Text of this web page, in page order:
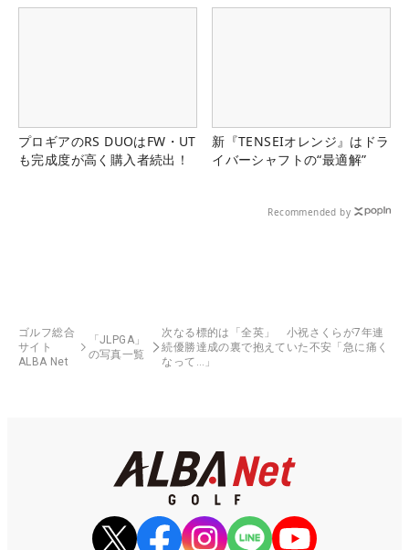
プロギアのRS DUOはFW・UT
も完成度が高く購入者続出！
新『TENSEIオレンジ』はドラ
イバーシャフトの“最適解”
Recommended by
ゴルフ総合
サイト
ALBA Net
「JLPGA」
の写真一覧
次なる標的は「全英」 小祝さくらが7年連
続優勝達成の裏で抱えていた不安「急に痛く
なって…」